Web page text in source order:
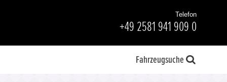
Telefon
+49 2581 941 909 0
Fahrzeugsuche